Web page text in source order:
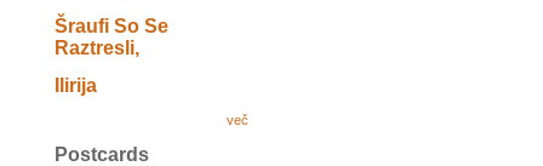
Šraufi So Se
Raztresli,
Ilirija
več
Postcards